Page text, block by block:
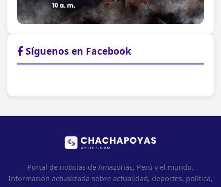
Síguenos en Facebook
Portal de noticias de Amazonas, Perú y el mundo.
Información actualizada sobre actualidad, deportes, política,